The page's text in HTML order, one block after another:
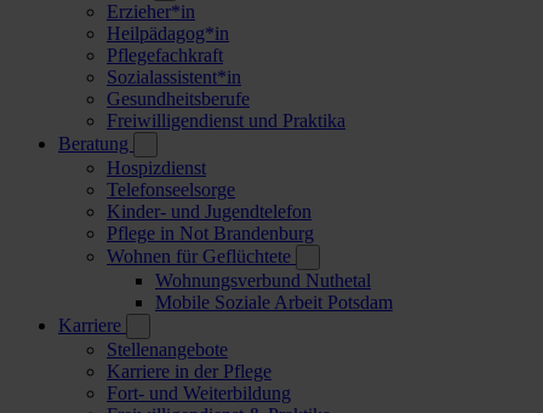
Erzieher*in
Heilpädagog*in
Pflegefachkraft
Sozialassistent*in
Gesundheitsberufe
Freiwilligendienst und Praktika
Beratung
Hospizdienst
Telefonseelsorge
Kinder- und Jugendtelefon
Pflege in Not Brandenburg
Wohnen für Geflüchtete
Wohnungsverbund Nuthetal
Mobile Soziale Arbeit Potsdam
Karriere
Stellenangebote
Karriere in der Pflege
Fort- und Weiterbildung